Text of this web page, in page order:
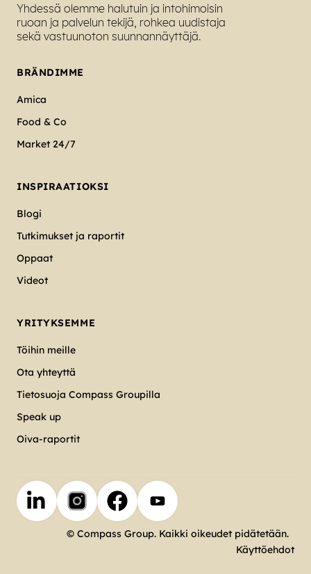
Yhdessä olemme halutuin ja intohimoisin
ruoan ja palvelun tekijä, rohkea uudistaja
sekä vastuunoton suunnannäyttäjä.
BRÄNDIMME
Amica
Food & Co
Market 24/7
INSPIRAATIOKSI
Blogi
Tutkimukset ja raportit
Oppaat
Videot
YRITYKSEMME
Töihin meille
Ota yhteyttä
Tietosuoja Compass Groupilla
Speak up
Oiva-raportit
© Compass Group. Kaikki oikeudet pidätetään.
Käyttöehdot